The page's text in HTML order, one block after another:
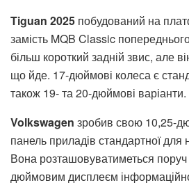
Tiguan 2025 побудований на
замість MQB Classic
більш короткий задній звис, але
що йде. 17-дюймові колеса є
також 19- та 20-дюймові варіанти.
Volkswagen зробив свою 10,25-
панель приладів стандартної для
Вона розташовуватиметься
дюймовим дисплеєм